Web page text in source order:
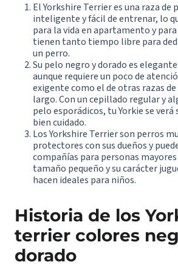
El Yorkshire Terrier es una raza de
inteligente y fácil de entrenar, lo
para la vida en apartamento y
tienen tanto tiempo libre para
un perro.
Su pelo negro y dorado es
aunque requiere un poco de
exigente como el de otras razas
largo. Con un cepillado regular y
pelo esporádicos, tu Yorkie se
bien cuidado.
Los Yorkshire Terrier son perros
protectores con sus dueños y
compañías para personas
tamaño pequeño y su carácter
hacen ideales para niños.
Historia de los
terrier colores
dorado